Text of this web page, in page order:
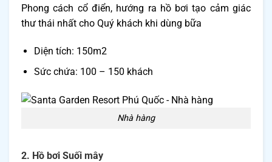
Phong cách cổ điển, hướng ra hồ bơi tạo cảm giác
thư thái nhất cho Quý khách khi dùng bữa
Diện tích: 150m2
Sức chứa: 100 – 150 khách
Nhà hàng
2. Hồ bơi Suối mây